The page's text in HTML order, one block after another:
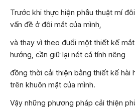
Trước khi thực hiện phẫu thuật mí
vấn đề ở đôi mắt của mình,
và thay vì theo đuổi một thiết kế
hướng, cần giữ lại nét cá tính riêng
đồng thời cải thiện bằng thiết kế hài
trên khuôn mặt của mình.
Vậy những phương pháp cải thiện